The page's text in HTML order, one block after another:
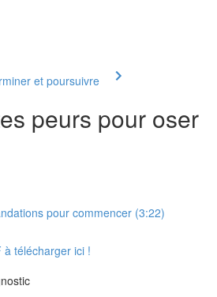
et poursuivre
peurs pour oser
pour commencer (3:22)
à télécharger ici !